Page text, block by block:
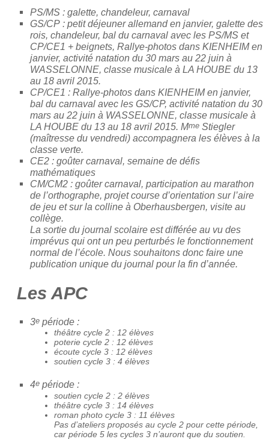
PS/MS : galette, chandeleur, carnaval
GS/CP : petit déjeuner allemand en janvier, galette des
rois, chandeleur, bal du carnaval avec les PS/MS et
CP/CE1 + beignets, Rallye-photos dans KIENHEIM en
janvier, activité natation du 30 mars au 22 juin à
WASSELONNE, classe musicale à LA HOUBE du 13
au 18 avril 2015.
CP/CE1 : Rallye-photos dans KIENHEIM en janvier,
bal du carnaval avec les GS/CP, activité natation du 30
mars au 22 juin à WASSELONNE, classe musicale à
LA HOUBE du 13 au 18 avril 2015. Mme Stiegler
(maîtresse du vendredi) accompagnera les élèves à la
classe verte.
CE2 : goûter carnaval, semaine de défis
mathématiques
CM/CM2 : goûter carnaval, participation au marathon
de l’orthographe, projet course d’orientation sur l’aire
de jeu et sur la colline à Oberhausbergen, visite au
collège.
La sortie du journal scolaire est différée au vu des
imprévus qui ont un peu perturbés le fonctionnement
normal de l’école. Nous souhaitons donc faire une
publication unique du journal pour la fin d’année.
Les APC
3e période :
théâtre cycle 2 : 12 élèves
poterie cycle 2 : 12 élèves
écoute cycle 3 : 12 élèves
soutien cycle 3 : 4 élèves
4e période :
soutien cycle 2 : 2 élèves
théâtre cycle 3 : 14 élèves
roman photo cycle 3 : 11 élèves
Pas d’ateliers proposés au cycle 2 pour cette période,
car période 5 les cycles 3 n’auront que du soutien.